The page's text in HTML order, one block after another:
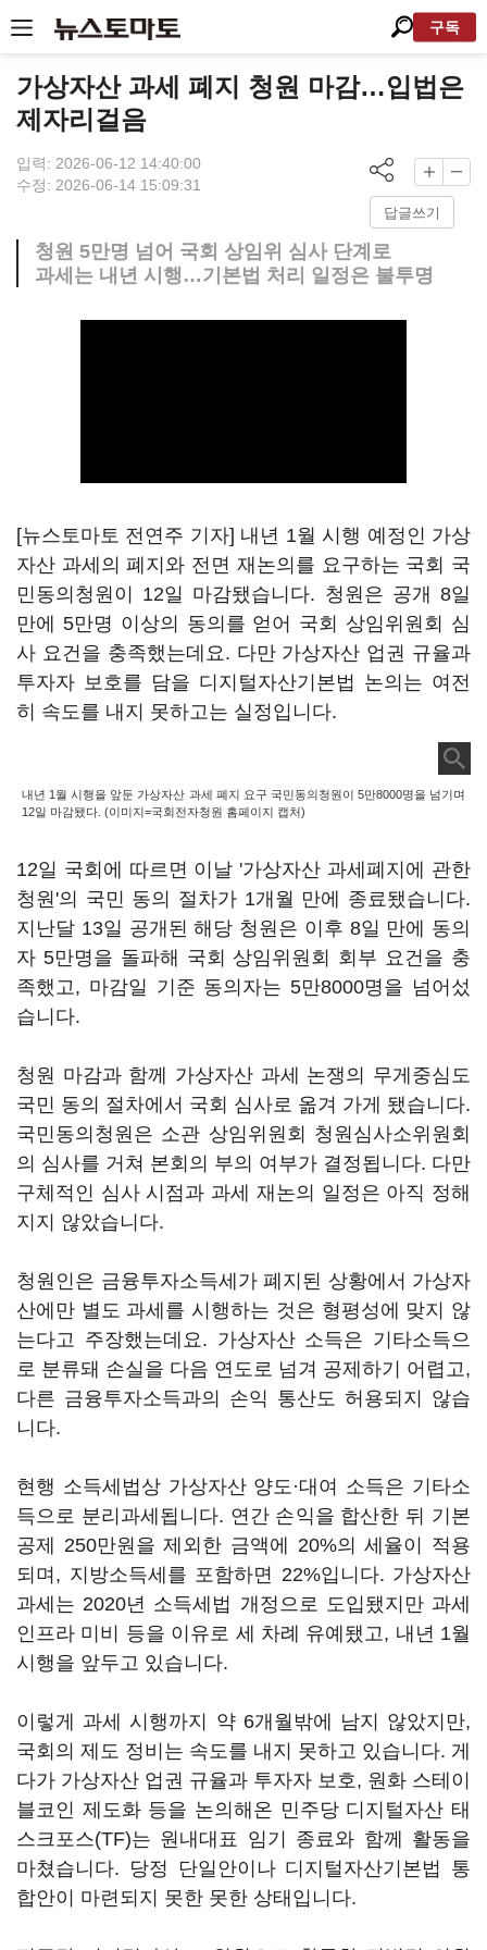
구독
가상자산 과세 폐지 청원 마감…입법은
제자리걸음
입력: 2026-06-12 14:40:00
수정: 2026-06-14 15:09:31
답글쓰기
청원 5만명 넘어 국회 상임위 심사 단계로
과세는 내년 시행…기본법 처리 일정은 불투명
[뉴스토마토 전연주 기자] 내년 1월 시행 예정인 가상
자산 과세의 폐지와 전면 재논의를 요구하는 국회 국
민동의청원이 12일 마감됐습니다. 청원은 공개 8일
만에 5만명 이상의 동의를 얻어 국회 상임위원회 심
사 요건을 충족했는데요. 다만 가상자산 업권 규율과
투자자 보호를 담을 디지털자산기본법 논의는 여전
히 속도를 내지 못하고는 실정입니다.
내년 1월 시행을 앞둔 가상자산 과세 폐지 요구 국민동의청원이 5만8000명을 넘기며
12일 마감됐다. (이미지=국회전자청원 홈페이지 캡처)
12일 국회에 따르면 이날 '가상자산 과세폐지에 관한
청원'의 국민 동의 절차가 1개월 만에 종료됐습니다.
지난달 13일 공개된 해당 청원은 이후 8일 만에 동의
자 5만명을 돌파해 국회 상임위원회 회부 요건을 충
족했고, 마감일 기준 동의자는 5만8000명을 넘어섰
습니다.
청원 마감과 함께 가상자산 과세 논쟁의 무게중심도
국민 동의 절차에서 국회 심사로 옮겨 가게 됐습니다.
국민동의청원은 소관 상임위원회 청원심사소위원회
의 심사를 거쳐 본회의 부의 여부가 결정됩니다. 다만
구체적인 심사 시점과 과세 재논의 일정은 아직 정해
지지 않았습니다.
청원인은 금융투자소득세가 폐지된 상황에서 가상자
산에만 별도 과세를 시행하는 것은 형평성에 맞지 않
는다고 주장했는데요. 가상자산 소득은 기타소득으
로 분류돼 손실을 다음 연도로 넘겨 공제하기 어렵고,
다른 금융투자소득과의 손익 통산도 허용되지 않습
니다.
현행 소득세법상 가상자산 양도·대여 소득은 기타소
득으로 분리과세됩니다. 연간 손익을 합산한 뒤 기본
공제 250만원을 제외한 금액에 20%의 세율이 적용
되며, 지방소득세를 포함하면 22%입니다. 가상자산
과세는 2020년 소득세법 개정으로 도입됐지만 과세
인프라 미비 등을 이유로 세 차례 유예됐고, 내년 1월
시행을 앞두고 있습니다.
이렇게 과세 시행까지 약 6개월밖에 남지 않았지만,
국회의 제도 정비는 속도를 내지 못하고 있습니다. 게
다가 가상자산 업권 규율과 투자자 보호, 원화 스테이
블코인 제도화 등을 논의해온 민주당 디지털자산 태
스크포스(TF)는 원내대표 임기 종료와 함께 활동을
마쳤습니다. 당정 단일안이나 디지털자산기본법 통
합안이 마련되지 못한 못한 상태입니다.